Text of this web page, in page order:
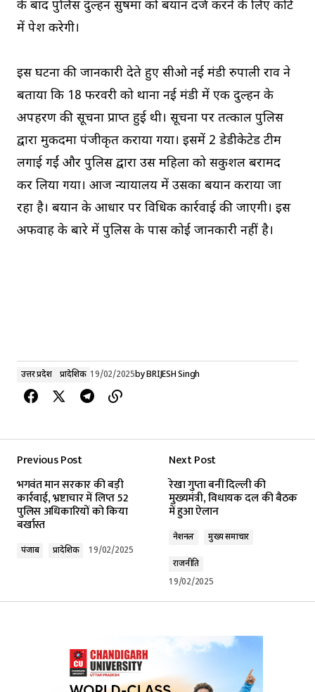
के बाद पुलिस दुल्हन सुषमा को बयान दर्ज करने के लिए कोर्ट
में पेश करेगी।
इस घटना की जानकारी देते हुए सीओ नई मंडी रुपाली राव ने
बताया कि 18 फरवरी को थाना नई मंडी में एक दुल्हन के
अपहरण की सूचना प्राप्त हुई थी। सूचना पर तत्काल पुलिस
द्वारा मुकदमा पंजीकृत कराया गया। इसमें 2 डेडीकेटेड टीम
लगाई गईं और पुलिस द्वारा उस महिला को सकुशल बरामद
कर लिया गया। आज न्यायालय में उसका बयान कराया जा
रहा है। बयान के आधार पर विधिक कार्रवाई की जाएगी। इस
अफवाह के बारे में पुलिस के पास कोई जानकारी नहीं है।
उत्तर प्रदेश प्रादेशिक 19/02/2025byBRIJESH Singh
Previous Post
भगवंत मान सरकार की बड़ी
कार्रवाई, भ्रष्टाचार में लिप्त 52
पुलिस अधिकारियों को किया
बर्खास्त
पंजाब प्रादेशिक 19/02/2025
Next Post
रेखा गुप्ता बनीं दिल्ली की
मुख्यमंत्री, विधायक दल की बैठक
में हुआ ऐलान
नेशनल मुख्य समाचार
राजनीति
19/02/2025